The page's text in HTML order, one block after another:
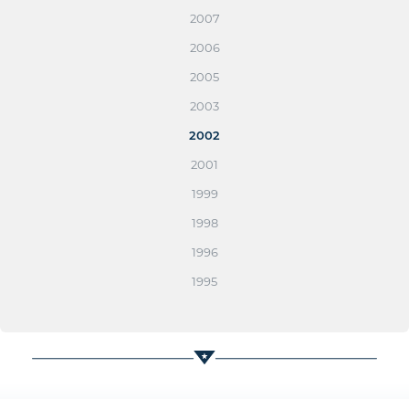
2007
2006
2005
2003
2002
2001
1999
1998
1996
1995